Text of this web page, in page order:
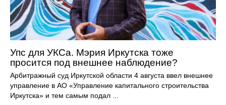
Упс для УКСа. Мэрия Иркутска тоже
просится под внешнее наблюдение?
Арбитражный суд Иркутской области 4 августа ввел внешнее
управление в АО «Управление капитального строительства
Иркутска» и тем самым подал ...